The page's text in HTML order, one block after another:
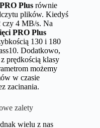
Plus równie
plików. Kiedyś
czy 4 MB/s. Na
PRO Plus
130 i 180
Dodatkowo,
prędkością klasy
możemy
w czasie
zacinania.
zalety
wielu z nas